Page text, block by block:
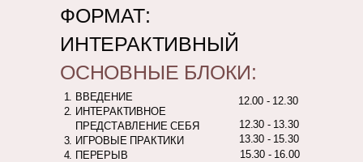
ВВЕДЕНИЕ
ИНТЕРАКТИВНОЕ
ПРЕДСТАВЛЕНИЕ СЕБЯ
ИГРОВЫЕ ПРАКТИКИ
ПЕРЕРЫВ
12.00 - 12.30
12.30 - 13.30
13.30 - 15.30
15.30 - 16.00
ФОРМАТ:
ИНТЕРАКТИВНЫЙ
ОСНОВНЫЕ БЛОКИ: